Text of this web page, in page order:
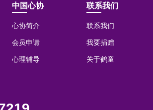
中国心协
心协简介
会员申请
心理辅导
联系我们
联系我们
我要捐赠
关于鹤童